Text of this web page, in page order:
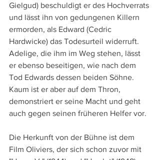
Gielgud) beschuldigt er des Hochverrats
und lässt ihn von gedungenen Killern
ermorden, als Edward (Cedric
Hardwicke) das Todesurteil widerruft.
Adelige, die ihm im Weg stehen, lässt
er ebenso beseitigen, wie nach dem
Tod Edwards dessen beiden Söhne.
Kaum ist er aber auf dem Thron,
demonstriert er seine Macht und geht
auch gegen seinen früheren Helfer vor.
Die Herkunft von der Bühne ist dem
Film Oliviers, der sich schon zuvor mit